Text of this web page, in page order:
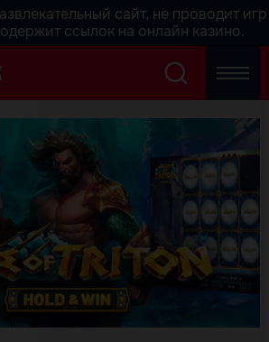
сайт, не проводит игр
ссылок на онлайн казино.